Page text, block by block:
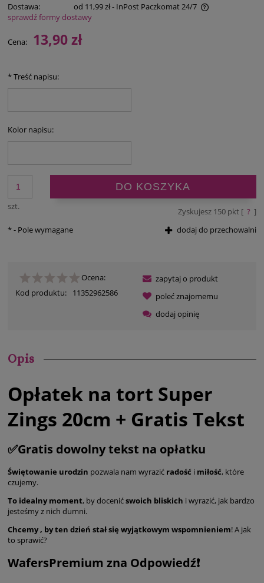
Dostawa:
od 11,99 zł- InPost Paczkomat 24/7
Cena nie zawiera ewentualnych kosztów płatności
sprawdź formy dostawy
Cena: 13,90 zł
*Treść napisu:
Kolor napisu:
szt.
DO KOSZYKA
Zyskujesz 150pkt [ ? ]
dodaj do przechowalni
*- Pole wymagane
Ocena:
Kod produktu:
11352962586
zapytaj o produkt
poleć znajomemu
dodaj opinię
Opis
Opłatek na tort Super
Zings 20cm + Gratis Tekst
✅Gratis dowolny tekst na opłatku
Świętowanie urodzin pozwala nam wyrazić radość i miłość, które
czujemy.
To idealny moment, by docenićswoich bliskich i wyrazić, jak bardzo
jesteśmy z nich dumni.
Chcemy , by ten dzień stał się wyjątkowym wspomnieniem! A jak
to sprawić?
WafersPremium zna Odpowiedź❗️